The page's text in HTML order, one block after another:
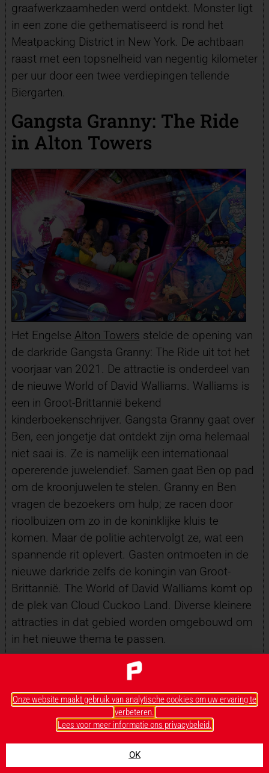
graafwerkzaamheden werd ontdekt. Monster ligt
in een zone die gethematiseerd is rond het
Meatpacking District in New York. De achtbaan
raast met een topsnelheid van negentig kilometer
per uur door een twee verdiepingen tellende
Biergarten.
Gangsta Granny: The Ride
in Alton Towers
Het Engelse Alton Towers stelde de opening van
de darkride Gangsta Granny: The Ride uit tot het
voorjaar van 2021. De attractie is onderdeel van
de nieuwe World of David Walliams. Walliams is
een in Groot-Brittannië bekend
kinderboekenschrijver. Gangsta Granny gaat over
Ben, een jongetje dat ontdekt zijn oma helemaal
niet saai is. Ze is namelijk een internationaal
opererende juwelendief. Samen gaat Ben op pad
om de kroonjuwelen te stelen. Granny en Ben
vragen de bezoekers om hulp; ze racen door
rioolbuizen om zo in de koninklijke kluis te
komen. Maar de politie achtervolgt ze, wat een
spannende rit oplevert. Gasten ontmoeten in de
nieuwe darkride zelfs de koningin van Groot-
Brittannië. The World of David Walliams komt op
de plek van Cloud Cuckoo Land. Diverse kleinere
attracties in dat gebied worden omgebouwd om
in het nieuwe thema te passen.
Lego Mythica in Legoland
Windsor
Onze website maakt gebruik van analytische cookies om uw ervaring te
verbeteren.
Lees voor meer informatie ons privacybeleid.
OK